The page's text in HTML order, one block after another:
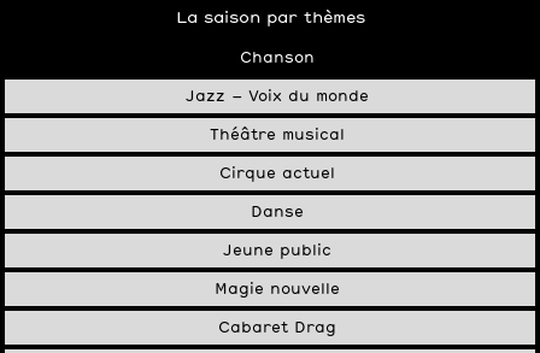
La saison par thèmes
Chanson
Jazz – Voix du monde
Théâtre musical
Cirque actuel
Danse
Jeune public
Magie nouvelle
Cabaret Drag